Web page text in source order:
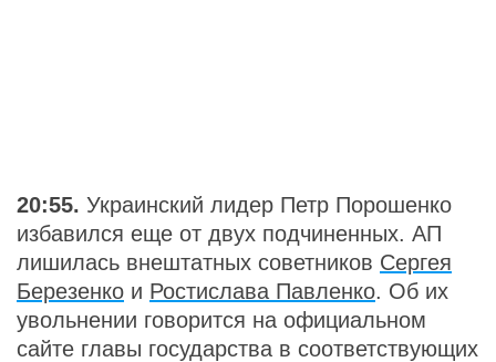
20:55. Украинский лидер Петр Порошенко
избавился еще от двух подчиненных. АП
лишилась внештатных советников Сергея
Березенко и Ростислава Павленко. Об их
увольнении говорится на официальном
сайте главы государства в соответствующих